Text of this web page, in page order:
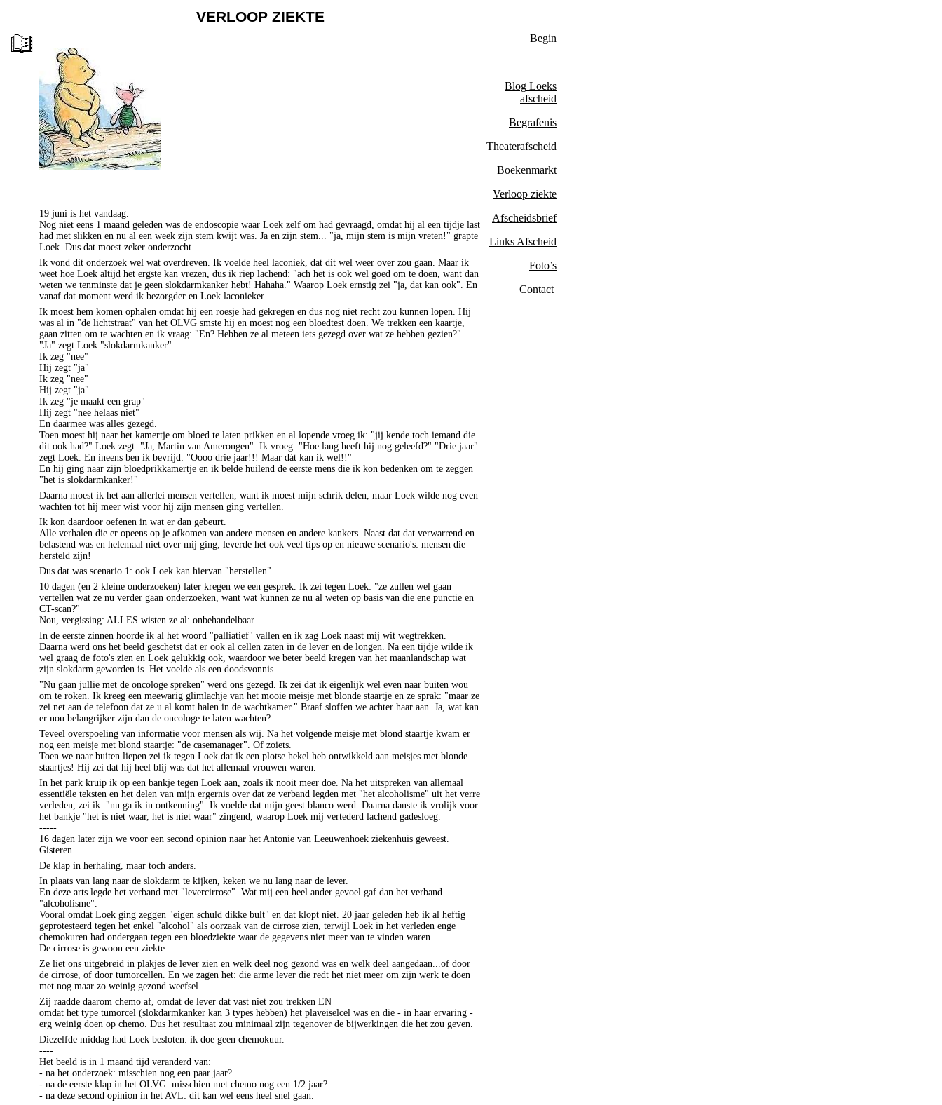
VERLOOP ZIEKTE
19 juni is het vandaag.
Nog niet eens 1 maand geleden was de endoscopie waar Loek zelf om had gevraagd, omdat hij al een tijdje last
had met slikken en nu al een week zijn stem kwijt was. Ja en zijn stem... "ja, mijn stem is mijn vreten!" grapte
Loek. Dus dat moest zeker onderzocht.
Ik vond dit onderzoek wel wat overdreven. Ik voelde heel laconiek, dat dit wel weer over zou gaan. Maar ik
weet hoe Loek altijd het ergste kan vrezen, dus ik riep lachend: "ach het is ook wel goed om te doen, want dan
weten we tenminste dat je geen slokdarmkanker hebt! Hahaha." Waarop Loek ernstig zei "ja, dat kan ook". En
vanaf dat moment werd ik bezorgder en Loek laconieker.
Ik moest hem komen ophalen omdat hij een roesje had gekregen en dus nog niet recht zou kunnen lopen. Hij
was al in "de lichtstraat" van het OLVG smste hij en moest nog een bloedtest doen. We trekken een kaartje,
gaan zitten om te wachten en ik vraag: "En? Hebben ze al meteen iets gezegd over wat ze hebben gezien?"
"Ja" zegt Loek "slokdarmkanker".
Ik zeg "nee"
Hij zegt "ja"
Ik zeg "nee"
Hij zegt "ja"
Ik zeg "je maakt een grap"
Hij zegt "nee helaas niet"
En daarmee was alles gezegd.
Toen moest hij naar het kamertje om bloed te laten prikken en al lopende vroeg ik: "jij kende toch iemand die
dit ook had?" Loek zegt: "Ja, Martin van Amerongen". Ik vroeg: "Hoe lang heeft hij nog geleefd?" "Drie jaar"
zegt Loek. En ineens ben ik bevrijd: "Oooo drie jaar!!! Maar dát kan ik wel!! "
En hij ging naar zijn bloedprikkamertje en ik belde huilend de eerste mens die ik kon bedenken om te zeggen
"het is slokdarmkanker!"
Daarna moest ik het aan allerlei mensen vertellen, want ik moest mijn schrik delen, maar Loek wilde nog even
wachten tot hij meer wist voor hij zijn mensen ging vertellen.
Ik kon daardoor oefenen in wat er dan gebeurt.
Alle verhalen die er opeens op je afkomen van andere mensen en andere kankers. Naast dat dat verwarrend en
belastend was en helemaal niet over mij ging, leverde het ook veel tips op en nieuwe scenario's: mensen die
hersteld zijn!
Dus dat was scenario 1: ook Loek kan hiervan "herstellen".
10 dagen (en 2 kleine onderzoeken) later kregen we een gesprek. Ik zei tegen Loek: "ze zullen wel gaan
vertellen wat ze nu verder gaan onderzoeken, want wat kunnen ze nu al weten op basis van die ene punctie en
CT-scan?"
Nou, vergissing: ALLES wisten ze al: onbehandelbaar.
In de eerste zinnen hoorde ik al het woord "palliatief" vallen en ik zag Loek naast mij wit wegtrekken.
Daarna werd ons het beeld geschetst dat er ook al cellen zaten in de lever en de longen. Na een tijdje wilde ik
wel graag de foto's zien en Loek gelukkig ook, waardoor we beter beeld kregen van het maanlandschap wat
zijn slokdarm geworden is. Het voelde als een doodsvonnis.
"Nu gaan jullie met de oncologe spreken" werd ons gezegd. Ik zei dat ik eigenlijk wel even naar buiten wou
om te roken. Ik kreeg een meewarig glimlachje van het mooie meisje met blonde staartje en ze sprak: "maar ze
zei net aan de telefoon dat ze u al komt halen in de wachtkamer." Braaf sloffen we achter haar aan. Ja, wat kan
er nou belangrijker zijn dan de oncologe te laten wachten?
Teveel overspoeling van informatie voor mensen als wij. Na het volgende meisje met blond staartje kwam er
nog een meisje met blond staartje: "de casemanager". Of zoiets.
Toen we naar buiten liepen zei ik tegen Loek dat ik een plotse hekel heb ontwikkeld aan meisjes met blonde
staartjes! Hij zei dat hij heel blij was dat het allemaal vrouwen waren.
In het park kruip ik op een bankje tegen Loek aan, zoals ik nooit meer doe. Na het uitspreken van allemaal
essentiële teksten en het delen van mijn ergernis over dat ze verband legden met "het alcoholisme" uit het verre
verleden, zei ik: "nu ga ik in ontkenning". Ik voelde dat mijn geest blanco werd. Daarna danste ik vrolijk voor
het bankje "het is niet waar, het is niet waar" zingend, waarop Loek mij vertederd lachend gadesloeg.
-----
16 dagen later zijn we voor een second opinion naar het Antonie van Leeuwenhoek ziekenhuis geweest.
Gisteren.
De klap in herhaling, maar toch anders.
In plaats van lang naar de slokdarm te kijken, keken we nu lang naar de lever.
En deze arts legde het verband met "levercirrose". Wat mij een heel ander gevoel gaf dan het verband
"alcoholisme".
Vooral omdat Loek ging zeggen "eigen schuld dikke bult" en dat klopt niet. 20 jaar geleden heb ik al heftig
geprotesteerd tegen het enkel "alcohol" als oorzaak van de cirrose zien, terwijl Loek in het verleden enge
chemokuren had ondergaan tegen een bloedziekte waar de gegevens niet meer van te vinden waren.
De cirrose is gewoon een ziekte.
Ze liet ons uitgebreid in plakjes de lever zien en welk deel nog gezond was en welk deel aangedaan...of door
de cirrose, of door tumorcellen. En we zagen het: die arme lever die redt het niet meer om zijn werk te doen
met nog maar zo weinig gezond weefsel.
Zij raadde daarom chemo af, omdat de lever dat vast niet zou trekken EN
omdat het type tumorcel (slokdarmkanker kan 3 types hebben) het plaveiselcel was en die - in haar ervaring -
erg weinig doen op chemo. Dus het resultaat zou minimaal zijn tegenover de bijwerkingen die het zou geven.
Diezelfde middag had Loek besloten: ik doe geen chemokuur.
----
Het beeld is in 1 maand tijd veranderd van:
- na het onderzoek: misschien nog een paar jaar?
- na de eerste klap in het OLVG: misschien met chemo nog een 1/2 jaar?
- na deze second opinion in het AVL: dit kan wel eens heel snel gaan.
Begin
Blog Loeks
afscheid
Begrafenis
Theaterafscheid
Boekenmarkt
Verloop ziekte
Afscheidsbrief
Links Afscheid
Foto’s
Contact